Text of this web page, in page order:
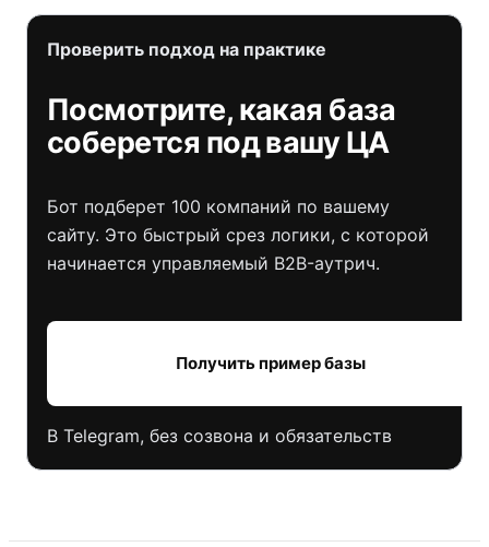
Проверить подход на практике
Посмотрите, какая база
соберется под вашу ЦА
Бот подберет 100 компаний по вашему
сайту. Это быстрый срез логики, с которой
начинается управляемый B2B-аутрич.
Получить пример базы
В Telegram, без созвона и обязательств